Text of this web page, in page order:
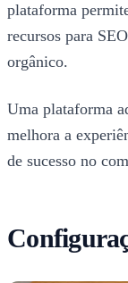
plataforma
recursos para
orgânico.
Uma plataforma
melhora a
de sucesso no